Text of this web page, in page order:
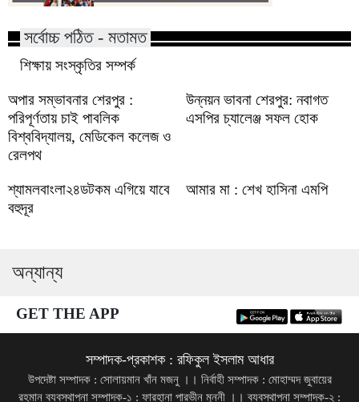
সর্বোচ্চ পঠিত - মতামত
শিক্ষায় সংস্কৃতির সম্পর্ক
অপার সম্ভাবনার শেরপুর :
পরিপূর্ণতায় চাই পাবলিক
বিশ্ববিদ্যালয়, মেডিকেল কলেজ ও
রেলপথ
উন্নয়ন ভাবনা শেরপুর: নবাগত
এসপির চ্যালেঞ্জ সফল হোক
শ্যামলবাংলা২৪ডটকম এগিয়ে যাবে
বহুদূর
আমার মা : শেখ হাসিনা এমপি
অন্যান্য
GET THE APP
সম্পাদক-প্রকাশক : রফিকুল ইসলাম আধার
উপদেষ্টা সম্পাদক : সোলায়মান খাঁন মজনু ।। নির্বাহী সম্পাদক : মোহাম্মদ জুবায়ের
রহমান ব্যবস্থাপনা সম্পাদক-১ : ফারহানা পারভীন মুন্নী ।। ব্যবস্থাপনা সম্পাদক-২ :